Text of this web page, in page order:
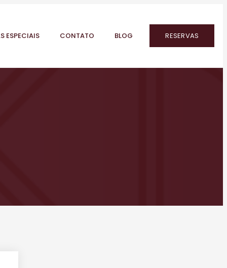
ESPECIAIS CONTATO BLOG RESERVAS